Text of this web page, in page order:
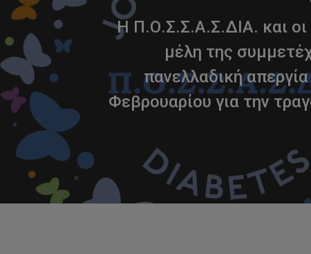
Η Π.Ο.Σ.Σ.Α.Σ.ΔΙΑ. και οι
μέλη της
πανελλαδική
Φεβρουαρίου για την